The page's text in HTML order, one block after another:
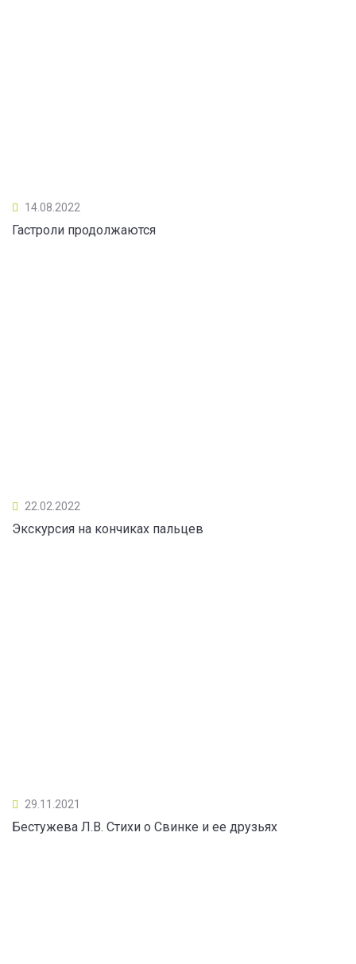
14.08.2022
Гастроли продолжаются
22.02.2022
Экскурсия на кончиках пальцев
29.11.2021
Бестужева Л.В. Стихи о Свинке и ее друзьях